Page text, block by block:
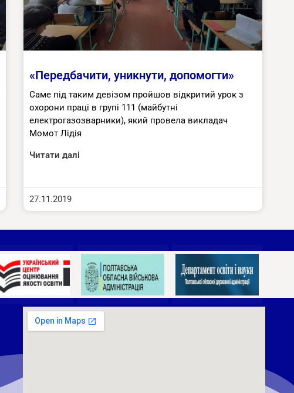
«Передбачити, уникнути, допомогти»
Саме під таким девізом пройшов відкритий урок з
охорони праці в групі 111 (майбутні
електрогазозварники), який провела викладач
Момот Лідія
Читати далі
27.11.2019